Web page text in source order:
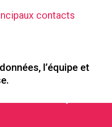
contacts
l’équipe et